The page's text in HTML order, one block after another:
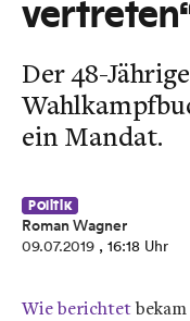
Der 48-
ein Mandat.
Politik
Roman Wagner
09.07.2019 , 16:18 Uhr
Wie berichtet